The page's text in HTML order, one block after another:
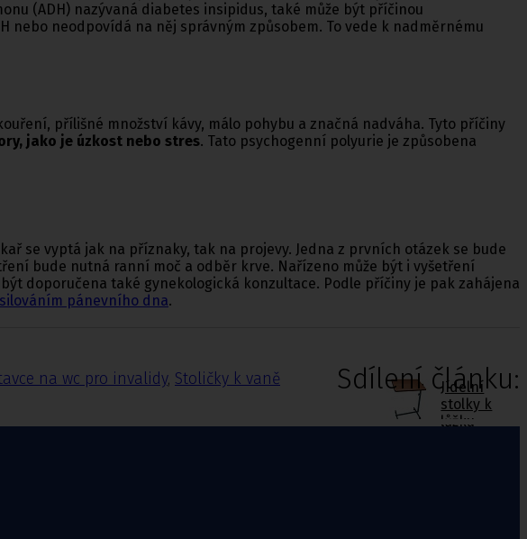
na wc pro invalidy, Stoličky k vaně
Jídelní
stolky k
lůžku
(ADH) nazývaná diabetes insipidus, také může být příčinou
neodpovídá na něj správným způsobem. To vede k nadměrnému
přílišné množství kávy, málo pohybu a značná nadváha. Tyto příčiny
jako je úzkost nebo stres. Tato psychogenní polyurie je způsobena
se vyptá jak na příznaky, tak na projevy. Jedna z prvních otázek se bude
bude nutná ranní moč a odběr krve. Nařízeno může být i vyšetření
doporučena také gynekologická konzultace. Podle příčiny je pak zahájena
pánevního dna.
Sdílení článku: